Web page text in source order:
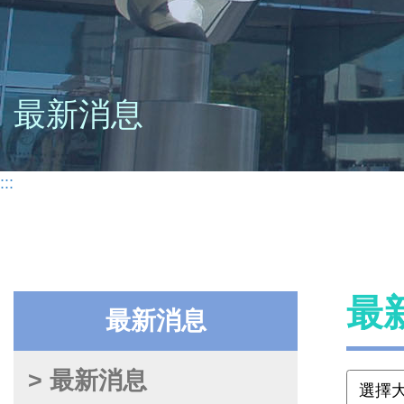
最新消息
:::
最新消息
> 最新消息
最